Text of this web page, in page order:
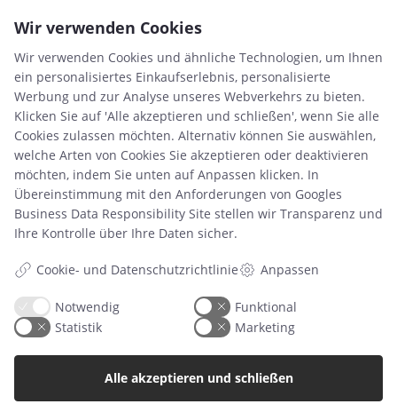
Sie können unseren Kundendienst unter folgender Nummer
erreichen:
+45 60 15 72 04
Wir beantworten E-mails und Anrufe immer Montag – Freitag
zwischen 10-15 Uhr.
info@minimisiu.de
Information
Kostenlose Downloads
Druckzeiten
Handelsbedingungen & FAQ
Datenschutzrichtlinie
Wir verwenden Cookies
Wir verwenden Cookies und ähnliche Technologien, um Ihnen
ein personalisiertes Einkaufserlebnis, personalisierte
Werbung und zur Analyse unseres Webverkehrs zu bieten.
Klicken Sie auf 'Alle akzeptieren und schließen', wenn Sie alle
Cookies zulassen möchten. Alternativ können Sie auswählen,
welche Arten von Cookies Sie akzeptieren oder deaktivieren
möchten, indem Sie unten auf Anpassen klicken. In
Übereinstimmung mit den Anforderungen von Googles
Business Data Responsibility Site stellen wir Transparenz und
Ihre Kontrolle über Ihre Daten sicher.
Cookie- und Datenschutzrichtlinie Anpassen
Notwendig
Funktional
Statistik
Marketing
Alle akzeptieren und schließen